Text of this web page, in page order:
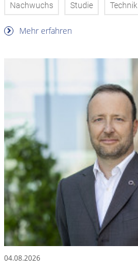
Nachwuchs Studie Technik
Mehr erfahren
04.08.2026